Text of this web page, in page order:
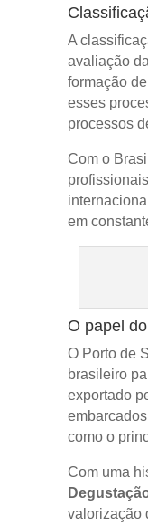
A
avaliação
formação
esses
processos
Com o
em
O papel
O Porto de
brasileiro
exportado
como o
Com uma
valorização